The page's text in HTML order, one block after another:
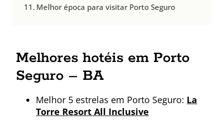
Melhor época para visitar Porto Seguro
Melhores hotéis em Porto
Seguro – BA
Melhor 5 estrelas em Porto Seguro: La
Torre Resort All Inclusive